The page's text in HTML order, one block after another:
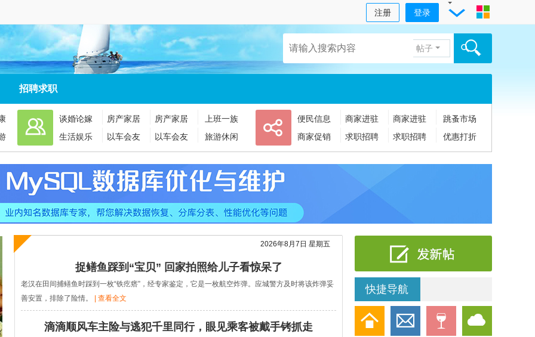
注册 登录
帖子
招聘求职
谈婚论嫁 房产家居 房产家居
上班一族
生活娱乐
以车会友 以车会友 旅游休闲
便民信息 商家进驻 商家进驻
跳蚤市场
商家促销
求职招聘 求职招聘 优惠打折
2026年8月7日 星期五
捉鳝鱼踩到“宝贝” 回家拍照给儿子看惊呆了
老汉在田间捕鳝鱼时踩到一枚“铁疙瘩”，经专家鉴定，它是一枚航空炸弹。应城警方及时将该炸弹妥
善安置，排除了险情。
| 查看全文
滴滴顺风车主险与逃犯千里同行，眼见乘客被戴手铐抓走
快捷导航